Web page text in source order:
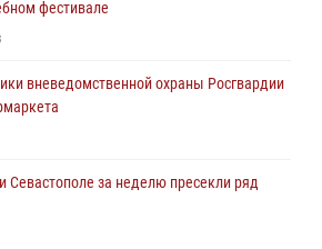
фестивале
вневедомственной охраны Росгвардии
Севастополе за неделю пресекли ряд